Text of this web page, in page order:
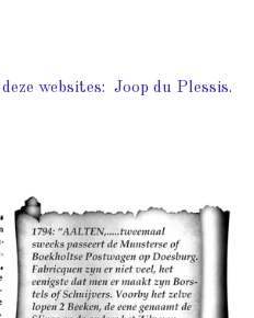
websites: Joop du Plessis.